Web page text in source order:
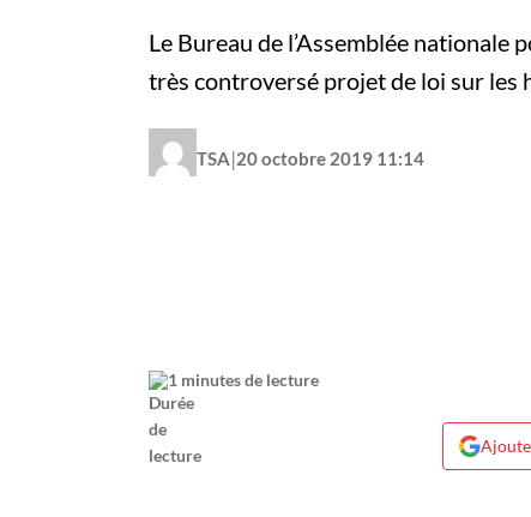
Le Bureau de l’Assemblée
très controversé projet de loi sur les
TSA|20 octobre 2019 11:14
1 minutes de lecture